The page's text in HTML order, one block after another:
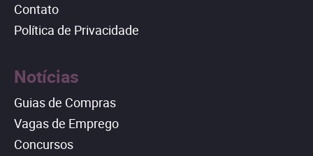
Contato
Política de Privacidade
Notícias
Guias de Compras
Vagas de Emprego
Concursos